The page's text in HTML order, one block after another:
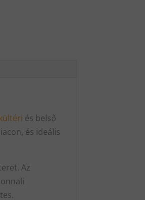
és belső
és ideális
Az